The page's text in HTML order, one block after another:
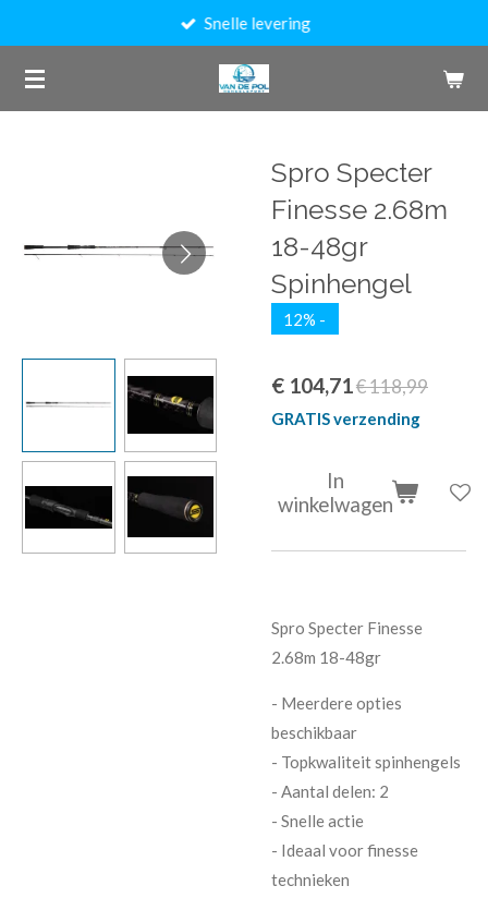
naar
de
Snelle levering
Spro Specter
Finesse 2.68m
18-48gr
Spinhengel
12% -
€ 104,71€ 118,99
GRATIS verzending
In
winkelwagen
Spro Specter Finesse
2.68m 18-48gr
- Meerdere opties
beschikbaar
- Topkwaliteit spinhengels
- Aantal delen: 2
- Snelle actie
- Ideaal voor finesse
technieken